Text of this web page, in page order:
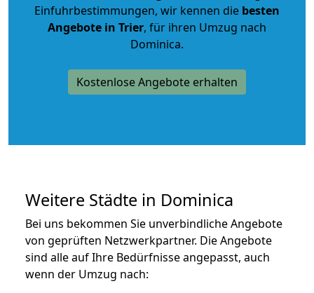
Einfuhrbestimmungen, wir kennen die besten
Angebote in Trier, für ihren Umzug nach
Dominica.
Kostenlose Angebote erhalten
Weitere Städte in Dominica
Bei uns bekommen Sie unverbindliche Angebote
von geprüften Netzwerkpartner. Die Angebote
sind alle auf Ihre Bedürfnisse angepasst, auch
wenn der Umzug nach: